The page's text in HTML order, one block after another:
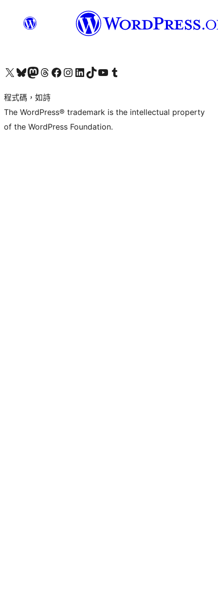
查看我們的 X (之前的 Twitter) 帳號造訪我們的 Bluesky 帳號造訪我們的 Mastodon 帳號造訪我們的 Threads 帳號 造訪我們的 Facebook 粉絲專頁Visit our Instagram account
Visit our LinkedIn account
造訪我們的 TikTok 帳號Visit our YouTube channel
造訪我們的 Tumblr 帳號
程式碼，如詩
The WordPress® trademark is the intellectual property
of the WordPress Foundation.